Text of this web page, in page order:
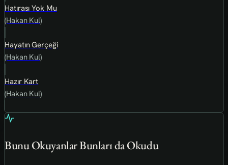
Hatırası Yok Mu
(Hakan Kul)
Hayatın Gerçeği
(Hakan Kul)
Hazır Kart
(Hakan Kul)
Bunu Okuyanlar Bunları da Okudu